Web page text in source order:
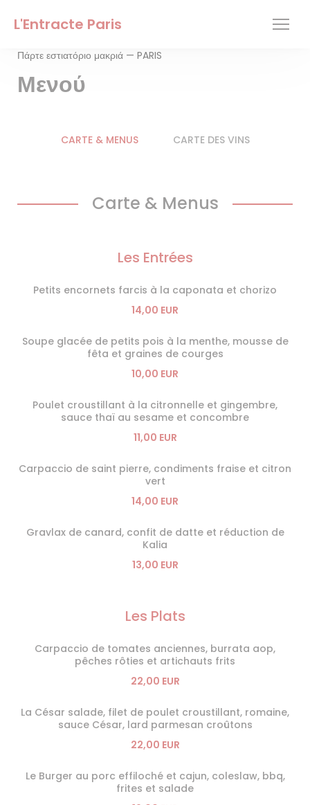
L'Entracte Paris
Πάρτε εστιατόριο μακριά — PARIS
Μενού
CARTE & MENUS CARTE DES VINS
Carte & Menus
Les Entrées
Petits encornets farcis à la caponata et chorizo
14,00 EUR
Soupe glacée de petits pois à la menthe, mousse de
fêta et graines de courges
10,00 EUR
Poulet croustillant à la citronnelle et gingembre,
sauce thaï au sesame et concombre
11,00 EUR
Carpaccio de saint pierre, condiments fraise et citron
vert
14,00 EUR
Gravlax de canard, confit de datte et réduction de
Kalia
13,00 EUR
Les Plats
Carpaccio de tomates anciennes, burrata aop,
pêches rôties et artichauts frits
22,00 EUR
La César salade, filet de poulet croustillant, romaine,
sauce César, lard parmesan croûtons
22,00 EUR
Le Burger au porc effiloché et cajun, coleslaw, bbq,
frites et salade